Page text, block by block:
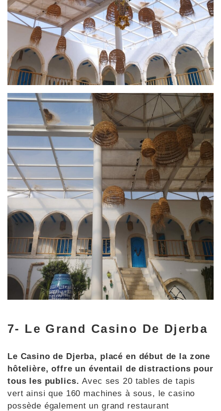
7- Le Grand Casino De Djerba
Le Casino de Djerba, placé en début de la zone
hôtelière, offre un éventail de distractions pour
tous les publics.Avec ses 20 tables de tapis
vert ainsi que 160 machines à sous, le casino
possède également un grand restaurant